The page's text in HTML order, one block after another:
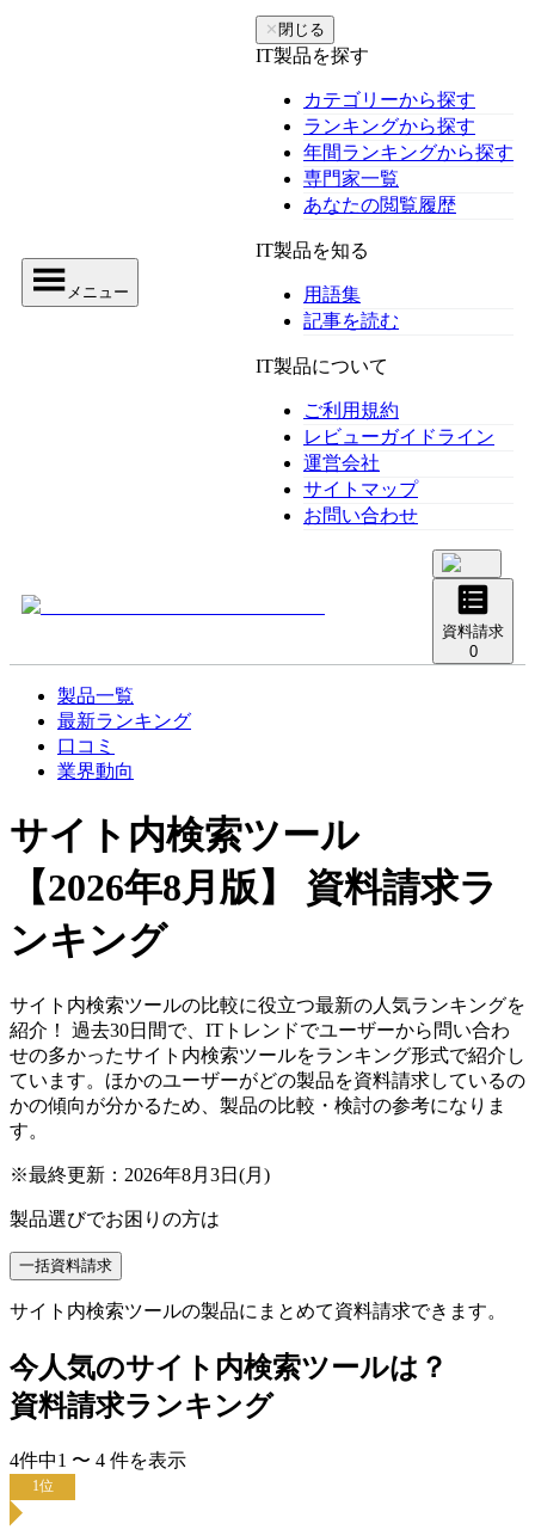
メニュー
✕ 閉じる
IT製品を探す
カテゴリーから探す
ランキングから探す
年間ランキングから探す
専門家一覧
あなたの閲覧履歴
IT製品を知る
用語集
記事を読む
IT製品について
ご利用規約
レビューガイドライン
運営会社
サイトマップ
お問い合わせ
資料請求
0
製品一覧
最新ランキング
口コミ
業界動向
サイト内検索ツール
【2026年8月版】 資料請求ラ
ンキング
サイト内検索ツールの比較に役立つ最新の人気ランキングを
紹介！ 過去30日間で、ITトレンドでユーザーから問い合わ
せの多かったサイト内検索ツールをランキング形式で紹介し
ています。ほかのユーザーがどの製品を資料請求しているの
かの傾向が分かるため、製品の比較・検討の参考になりま
す。
※最終更新： 2026年8月3日(月)
製品選びでお困りの方は
一括資料請求
サイト内検索ツールの製品にまとめて資料請求できます。
今人気のサイト内検索ツールは？
資料請求ランキング
4件中1 〜 4 件を表示
1位